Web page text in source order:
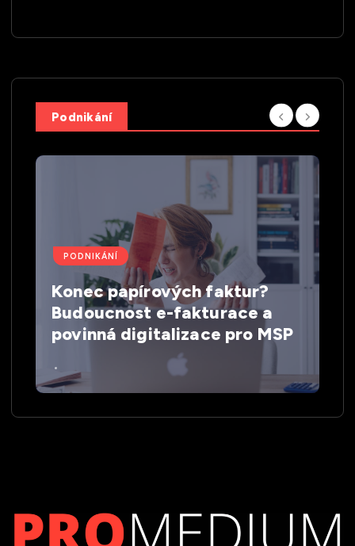
Podnikání
PODNIKÁNÍ
Konec papírových faktur?
Budoucnost e-fakturace a
povinná digitalizace pro MSP